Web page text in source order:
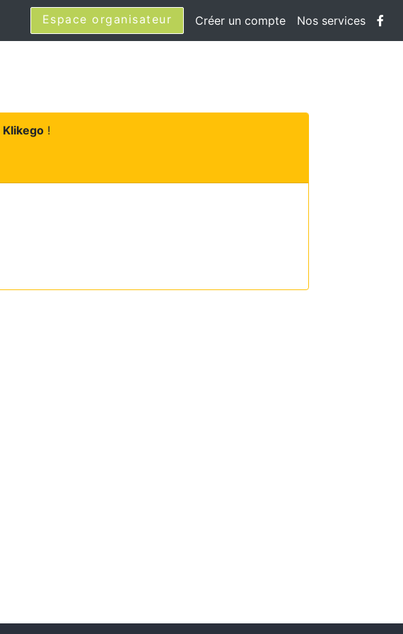
Espace organisateur Créer un compte Nos services
Klikego!